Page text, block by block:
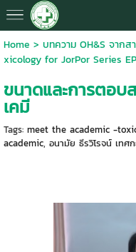
Home > บทความ OH&S จาก
xicology for JorPor Series
ขนาดและการตอ
เคมี
Tags: meet the academic -
academic, อนามัย ธีรวิโรจน์ เทศ